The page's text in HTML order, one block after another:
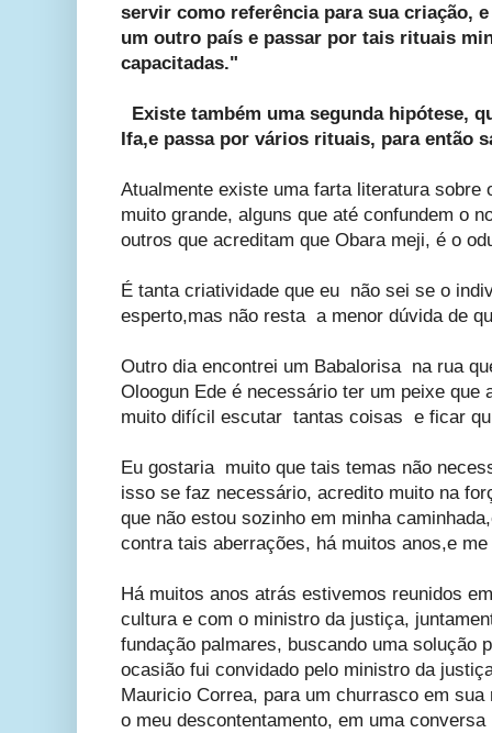
servir como referência para sua criação,
um outro país e passar por tais rituais
capacitadas."
Existe também uma segunda hipótese,
Ifa,e passa por vários rituais, para então
Atualmente existe uma farta literatura sobre
muito grande, alguns que até confundem o
outros que acreditam que Obara meji, é o
É tanta criatividade que eu não sei se o
esperto,mas não resta a menor dúvida de
Outro dia encontrei um Babalorisa na rua
Oloogun Ede é necessário ter um peixe que
muito difícil escutar tantas coisas e ficar
Eu gostaria muito que tais temas não
isso se faz necessário, acredito muito na
que não estou sozinho em minha
contra tais aberrações, há muitos anos,e
Há muitos anos atrás estivemos reunidos
cultura e com o ministro da justiça,
fundação palmares, buscando uma solução
ocasião fui convidado pelo ministro da
Mauricio Correa, para um churrasco em
o meu descontentamento, em uma